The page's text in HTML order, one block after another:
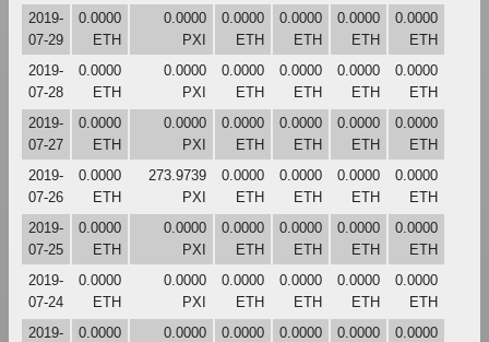
2019-
07-29
0.0000
ETH
0.0000
PXI
0.0000
ETH
0.0000
ETH
0.0000
ETH
0.0000
ETH
2019-
07-28
0.0000
ETH
0.0000
PXI
0.0000
ETH
0.0000
ETH
0.0000
ETH
0.0000
ETH
2019-
07-27
0.0000
ETH
0.0000
PXI
0.0000
ETH
0.0000
ETH
0.0000
ETH
0.0000
ETH
2019-
07-26
0.0000
ETH
273.9739
PXI
0.0000
ETH
0.0000
ETH
0.0000
ETH
0.0000
ETH
2019-
07-25
0.0000
ETH
0.0000
PXI
0.0000
ETH
0.0000
ETH
0.0000
ETH
0.0000
ETH
2019-
07-24
0.0000
ETH
0.0000
PXI
0.0000
ETH
0.0000
ETH
0.0000
ETH
0.0000
ETH
2019-
0.0000
0.0000
0.0000
0.0000
0.0000
0.0000